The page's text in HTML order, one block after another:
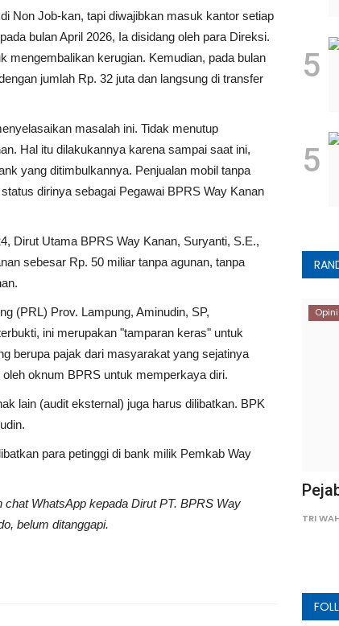
Non Job-kan, tapi diwajibkan masuk kantor setiap
bulan April 2026, Ia disidang oleh para Direksi.
mengembalikan kerugian. Kemudian, pada bulan
jumlah Rp. 32 juta dan langsung di transfer
masalah ini. Tidak menutup
Hal itu dilakukannya karena sampai saat ini,
yang ditimbulkannya. Penjualan mobil tanpa
dirinya sebagai Pegawai BPRS Way Kanan
Dirut Utama BPRS Way Kanan, Suryanti, S.E.,
sebesar Rp. 50 miliar tanpa agunan, tanpa
(PRL) Prov. Lampung, Aminudin, SP,
ini merupakan "tamparan keras" untuk
berupa pajak dari masyarakat yang sejatinya
oknum BPRS untuk memperkaya diri.
lain (audit eksternal) juga harus dilibatkan. BPK
para petinggi di bank milik Pemkab Way
WhatsApp kepada Dirut PT. BPRS Way
belum ditanggapi.
5
5
Polri
Polsek Tanah Putih dan Petani...
Opini
TRI